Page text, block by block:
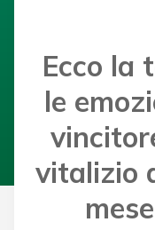
Ecco la
le
vitalizio